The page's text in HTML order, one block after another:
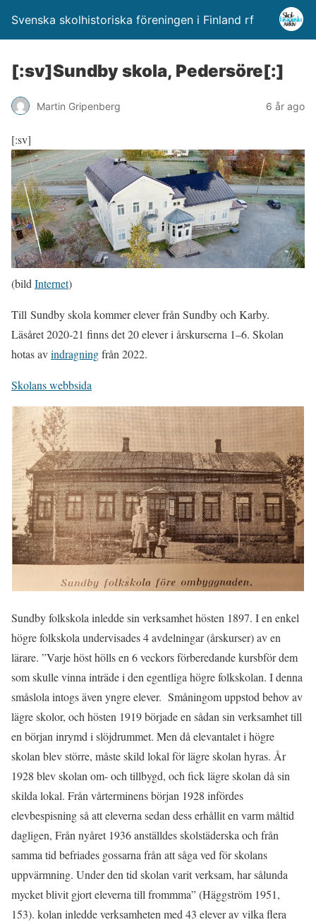
Svenska skolhistoriska föreningen i Finland rf
[:sv]Sundby skola, Pedersöre[:]
Martin Gripenberg 6 år ago
[:sv]
(bild Internet)
Till Sundby skola kommer elever från Sundby och Karby.
Läsåret 2020-21 finns det 20 elever i årskurserna 1–6. Skolan
hotas avindragningfrån 2022.
Skolans webbsida
Sundby folkskola inledde sin verksamhet hösten 1897. I en enkel
högre folkskola undervisades 4 avdelningar (årskurser) av en
lärare. ”Varje höst hölls en 6 veckors förberedande kursbför dem
som skulle vinna inträde i den egentliga högre folkskolan. I denna
småslola intogs även yngre elever. Småningom uppstod behov av
lägre skolor, och hösten 1919 började en sådan sin verksamhet till
en början inrymd i slöjdrummet. Men då elevantalet i högre
skolan blev större, måste skild lokal för lägre skolan hyras. År
1928 blev skolan om- och tillbygd, och fick lägre skolan då sin
skilda lokal. Från vårterminens början 1928 infördes
elevbespisning så att eleverna sedan dess erhållit en varm måltid
dagligen, Från nyåret 1936 anställdes skolstäderska och från
samma tid befriades gossarna från att såga ved för skolans
uppvärmning. Under den tid skolan varit verksam, har sålunda
mycket blivit gjort eleverna till frommma” (Häggström 1951,
153). kolan inledde verksamheten med 43 elever av vilka flera